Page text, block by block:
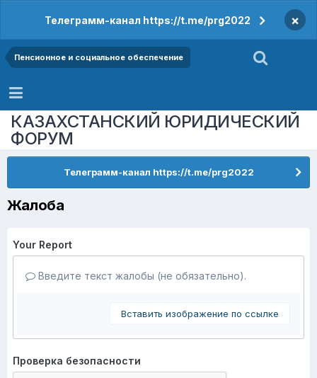
Телеграмм-канал https://t.me/prg2022 ×
Пенсионное и социальное обеспечение
КАЗАХСТАНСКИЙ ЮРИДИЧЕСКИЙ
ФОРУМ
Телеграмм-канал https://t.me/prg2022
Жалоба
Your Report
Введите текст жалобы (не обязательно).
Вставить изображение по ссылке
Проверка безопасности